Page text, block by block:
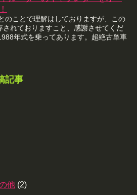
のことで理解はしておりますが、この
されておりますこと、感謝させてくだ
年式を乗ってあります。超絶古単車
記事
他 (2)